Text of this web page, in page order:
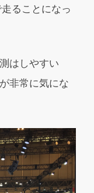
ることになっ
はしやすい
非常に気にな